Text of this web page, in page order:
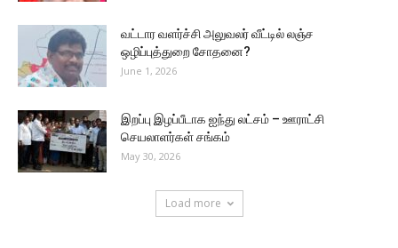
வட்டார வளர்ச்சி அலுவலர் வீட்டில் லஞ்ச
ஒழிப்புத்துறை சோதனை?
June 1, 2026
இறப்பு இழப்பீடாக ஐந்து லட்சம் – ஊராட்சி
செயலாளர்கள் சங்கம்
May 30, 2026
Load more